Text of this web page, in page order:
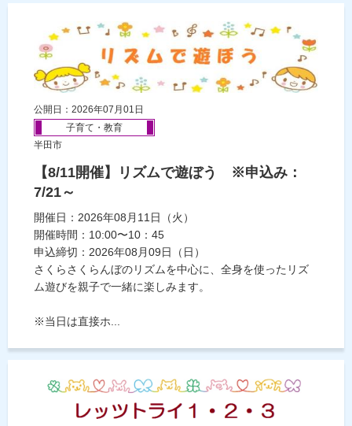
公開日：2026年07月01日
子育て・教育
半田市
【8/11開催】リズムで遊ぼう ※申込み：
7/21～
開催日：2026年08月11日（火）
開催時間：10:00〜10：45
申込締切：2026年08月09日（日）
さくらさくらんぼのリズムを中心に、全身を使ったリズ
ム遊びを親子で一緒に楽しみます。
※当日は直接ホ...